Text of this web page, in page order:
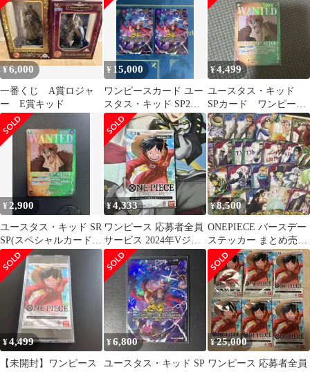
¥6,000
一番くじ A賞ロジャ
ー E賞キッド
¥ 15,000
ワンピースカード ユー
スタス・キッド SP2枚
セット
¥4,499
ユースタス・キッド
SPカード ワンピース
カードゲーム
¥ 2,900
ユースタス・キッド SR
SP(スペシャルカード)
OP01-051 手配書
¥4,333
ワンピース 応募者全員
サービス 2024年Vジャ
ンプ10月号SPパック
¥8,500
ONEPIECE バースデー
ステッカー まとめ売り
2020
¥4,499
【未開封】ワンピース
¥6,800
ユースタス・キッド SP
¥25,000
ワンピース 応募者全員